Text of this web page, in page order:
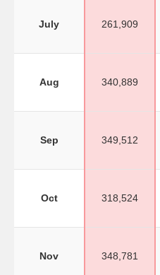
July 261,909
Aug 340,889
Sep 349,512
Oct 318,524
Nov 348,781